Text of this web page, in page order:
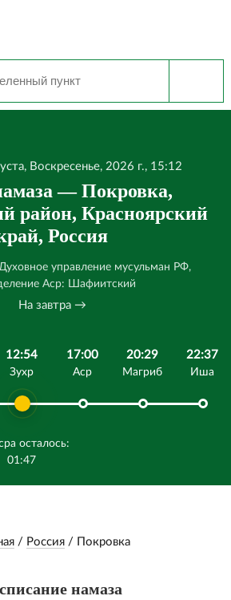
Воскресенье, 2026 г., 15:12
— Покровка,
район, Красноярский
Россия
управление мусульман РФ,
Аср: Шафиитский
На завтра →
12:54
Зухр
осталось:
01:47
17:00
Аср
20:29
Магриб
22:37
Иша
/ Россия/ Покровка
намаза